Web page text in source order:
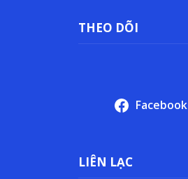
THEO DÕI
Facebook
LIÊN LẠC